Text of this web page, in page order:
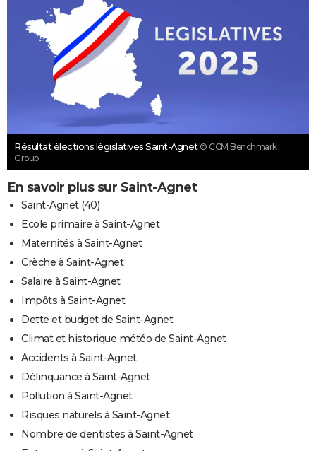
Résultat élections législatives Saint-Agnet © CCM Benchmark
Group
En savoir plus sur Saint-Agnet
Saint-Agnet (40)
Ecole primaire à Saint-Agnet
Maternités à Saint-Agnet
Crèche à Saint-Agnet
Salaire à Saint-Agnet
Impôts à Saint-Agnet
Dette et budget de Saint-Agnet
Climat et historique météo de Saint-Agnet
Accidents à Saint-Agnet
Délinquance à Saint-Agnet
Pollution à Saint-Agnet
Risques naturels à Saint-Agnet
Nombre de dentistes à Saint-Agnet